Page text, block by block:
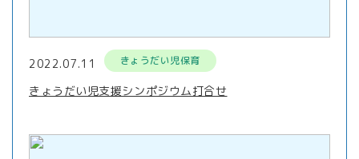
2022.07.11 きょうだい児保育
きょうだい児支援シンポジウム打合せ